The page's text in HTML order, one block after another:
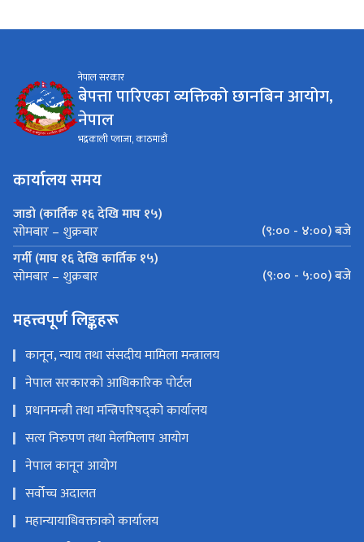
नेपाल सरकार
बेपत्ता पारिएका व्यक्तिको छानबिन आयोग,
नेपाल
भद्रकाली प्लाजा, काठमाडौं
कार्यालय समय
जाडो (कार्तिक १६ देखि माघ १५)
सोमबार – शुक्रबार
(९:०० - ४:००) बजे
गर्मी (माघ १६ देखि कार्तिक १५)
सोमबार – शुक्रबार (९:०० - ५:००) बजे
महत्त्वपूर्ण लिङ्कहरू
कानून, न्याय तथा संसदीय मामिला मन्त्रालय
नेपाल सरकारको आधिकारिक पोर्टल
प्रधानमन्त्री तथा मन्त्रिपरिषद्को कार्यालय
सत्य निरुपण तथा मेलमिलाप आयोग
नेपाल कानून आयोग
सर्वोच्च अदालत
महान्यायाधिवक्ताको कार्यालय